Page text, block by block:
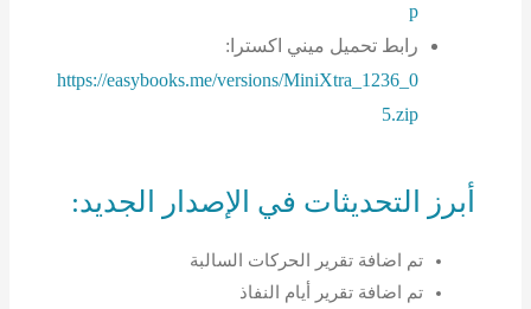
رابط تحميل ميني اكسترا:
https://easybooks.me/versions/MiniXtra_1236_0
5.zip
أبرز التحديثات في الإصدار الجديد:
تم اضافة تقرير الحركات السالبة
تم اضافة تقرير أيام النفاذ